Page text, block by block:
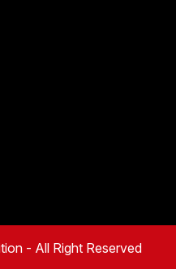
- All Right Reserved